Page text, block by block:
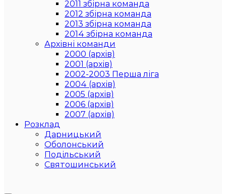
2011 збірна команда
2012 збірна команда
2013 збірна команда
2014 збірна команда
Архівні команди
2000 (архів)
2001 (архів)
2002-2003 Перша ліга
2004 (архів)
2005 (архів)
2006 (архів)
2007 (архів)
Розклад
Дарницький
Оболонський
Подільський
Святошинський